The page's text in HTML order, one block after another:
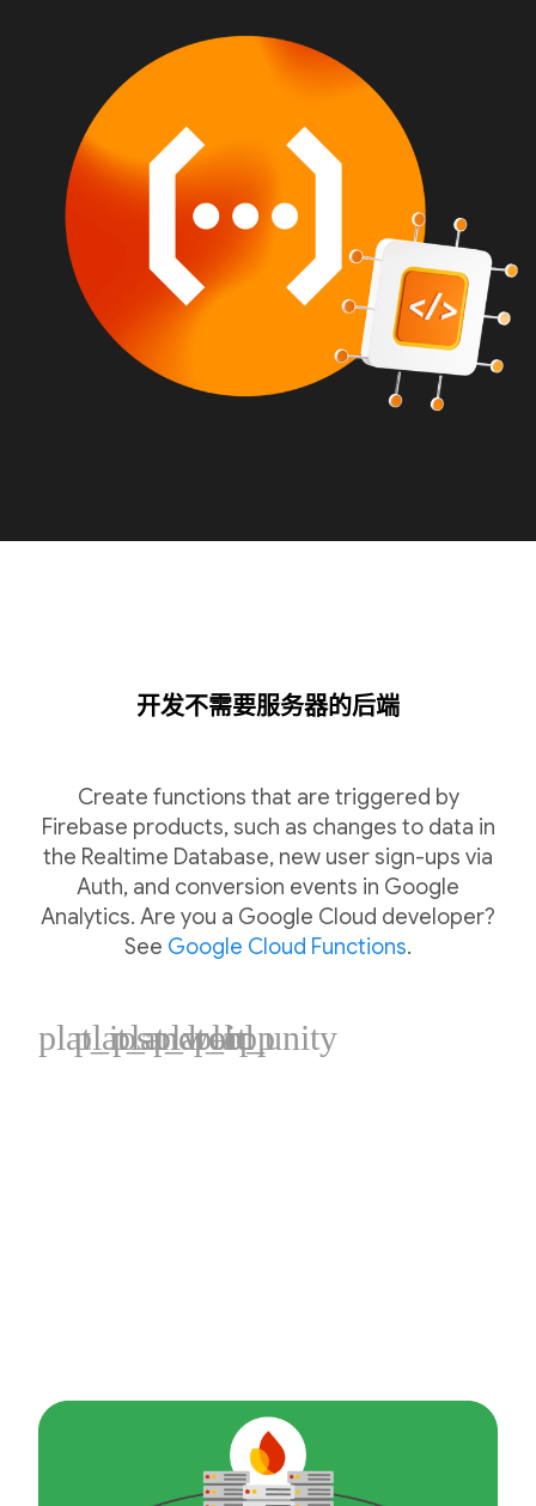
开发不需要服务器的后端
Create functions that are triggered by
Firebase products, such as changes to data in
the Realtime Database, new user sign-ups via
Auth, and conversion events in Google
Analytics. Are you a Google Cloud developer?
See Google Cloud Functions.
plat_ios
plat_android
plat_web
plat_cpp
plat_unity